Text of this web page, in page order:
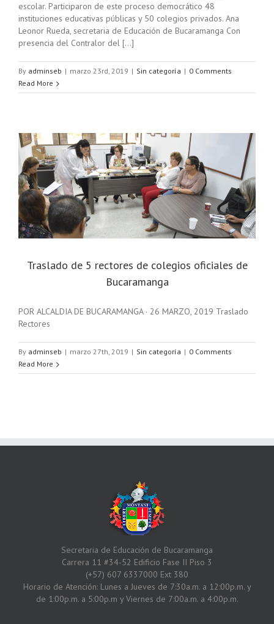
escolar. Participaron de este proceso democrático 48
instituciones educativas públicas y 50 colegios privados. Ana
Leonor Rueda, secretaria de Educación de Bucaramanga Con
presencia del Contralor del [...]
By adminseb | marzo 23rd, 2019 | Sin categoría | 0 Comments
Read More
Traslado de 5 rectores de colegios oficiales de
Bucaramanga
POR ALCALDIA DE BUCARAMANGA · 26 MARZO, 2019 Traslado
Rectores
By adminseb | marzo 27th, 2019 | Sin categoría | 0 Comments
Read More
Secretaria de Educación de Bucaramanga
Carrera 11 #34-52 Edificio Fase II Piso 3
(+57) 607 6337000 Ext 380
Horario de Atención: Lunes a Jueves de 7:30a.m. a 12:00p.m. y
de 1:00p.m. a 5:00p.m y Viernes de 7:00a.m. a 4:00p.m.